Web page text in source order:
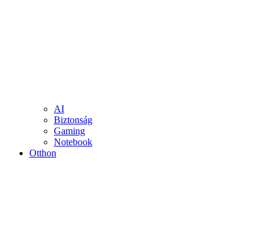
AI
Biztonság
Gaming
Notebook
Otthon